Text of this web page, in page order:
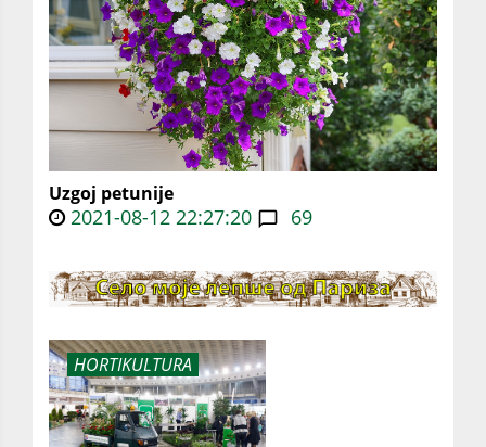
Uzgoj petunije
2021-08-12 22:27:20 69
HORTIKULTURA